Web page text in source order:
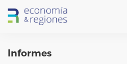
SOBRE E&R
Informes